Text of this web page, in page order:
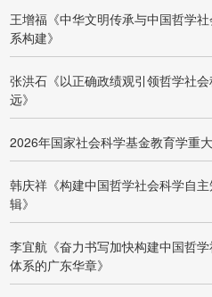
王增福《中华文明传承与中国哲学
系构建》
张洪石《以正确政绩观引领哲学社
远》
2026年国家社会科学基金教育学重
韩庆祥《构建中国哲学社会科学自
辑》
李宜航《奋力书写加快构建中国哲
体系的广东华章》